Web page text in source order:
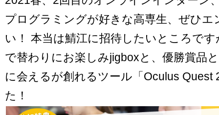
プログラミングが好きな高専生、ぜひエ
い！ 本当は鯖江に招待したいところで
で替わりにお楽しみjigboxと、優勝賞品
に会えるが創れるツール「Oculus Quest
た！